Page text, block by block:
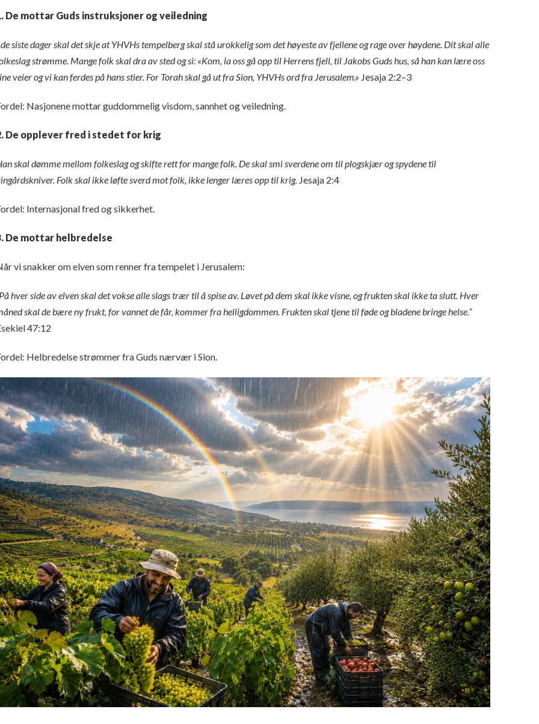
De mottar Guds instruksjoner og veiledning
siste dager skal det skje at YHVHs tempelberg skal stå urokkelig som det høyeste av fjellene og rage over høydene. Dit skal alle
strømme. Mange folk skal dra av sted og si: «Kom, la oss gå opp til Herrens fjell, til Jakobs Guds hus, så han kan lære oss
veier og vi kan ferdes på hans stier. For Torah skal gå ut fra Sion, YHVHs ord fra Jerusalem.» Jesaja 2:2–3
Nasjonene mottar guddommelig visdom, sannhet og veiledning.
De opplever fred i stedet for krig
skal dømme mellom folkeslag og skifte rett for mange folk. De skal smi sverdene om til plogskjær og spydene til
Folk skal ikke løfte sverd mot folk, ikke lenger læres opp til krig. Jesaja 2:4
Internasjonal fred og sikkerhet.
De mottar helbredelse
vi snakker om elven som renner fra tempelet i Jerusalem:
hver side av elven skal det vokse alle slags trær til å spise av. Løvet på dem skal ikke visne, og frukten skal ikke ta slutt. Hver
skal de bære ny frukt, for vannet de får, kommer fra helligdommen. Frukten skal tjene til føde og bladene bringe helse.”
47:12
Helbredelse strømmer fra Guds nærvær i Sion.